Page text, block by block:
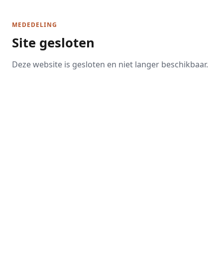
MEDEDELING
Site gesloten
Deze website is gesloten en niet langer beschikbaar.